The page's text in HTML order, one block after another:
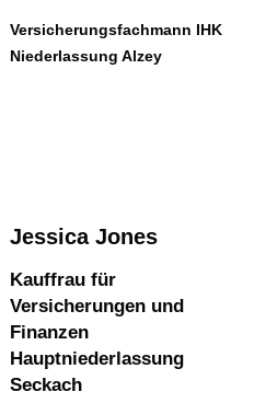
Versicherungsfachmann IHK
Niederlassung Alzey
Jessica Jones
Kauffrau für
Versicherungen und
Finanzen
Hauptniederlassung
Seckach